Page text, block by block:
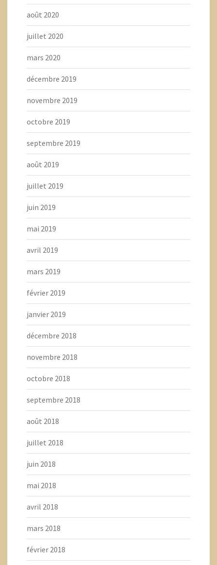
août 2020
juillet 2020
mars 2020
décembre 2019
novembre 2019
octobre 2019
septembre 2019
août 2019
juillet 2019
juin 2019
mai 2019
avril 2019
mars 2019
février 2019
janvier 2019
décembre 2018
novembre 2018
octobre 2018
septembre 2018
août 2018
juillet 2018
juin 2018
mai 2018
avril 2018
mars 2018
février 2018